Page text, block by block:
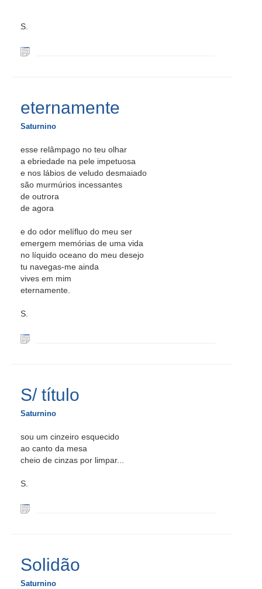
S.
eternamente
Saturnino
esse relâmpago no teu olhar
a ebriedade na pele impetuosa
e nos lábios de veludo desmaiado
são murmúrios incessantes
de outrora
de agora
e do odor melífluo do meu ser
emergem memórias de uma vida
no líquido oceano do meu desejo
tu navegas-me ainda
vives em mim
eternamente.
S.
S/ título
Saturnino
sou um cinzeiro esquecido
ao canto da mesa
cheio de cinzas por limpar...
S.
Solidão
Saturnino